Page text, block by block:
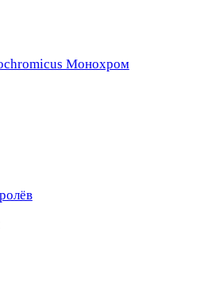
Монохром